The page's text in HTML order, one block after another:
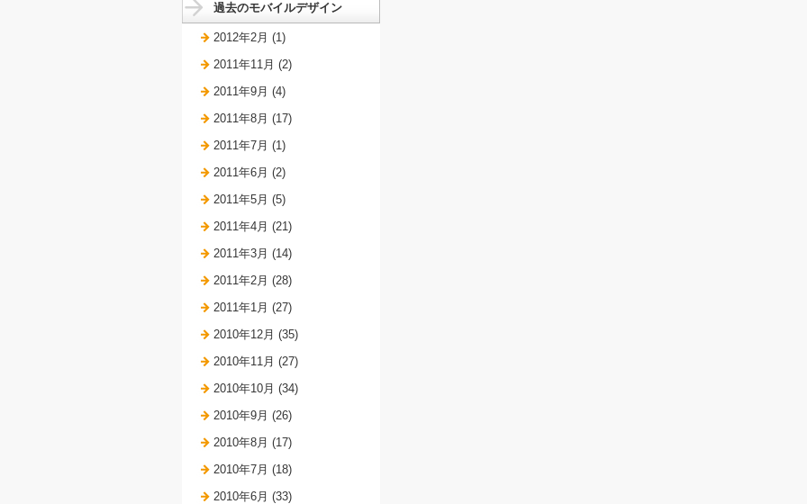
過去のモバイルデザイン
2012年2月 (1)
2011年11月 (2)
2011年9月 (4)
2011年8月 (17)
2011年7月 (1)
2011年6月 (2)
2011年5月 (5)
2011年4月 (21)
2011年3月 (14)
2011年2月 (28)
2011年1月 (27)
2010年12月 (35)
2010年11月 (27)
2010年10月 (34)
2010年9月 (26)
2010年8月 (17)
2010年7月 (18)
2010年6月 (33)